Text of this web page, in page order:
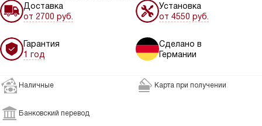
Доставка
от 2700 руб.
Установка
от 4550 руб.
Гарантия
1 год
Сделано в
Германии
Наличные Карта при получении
Банковский перевод